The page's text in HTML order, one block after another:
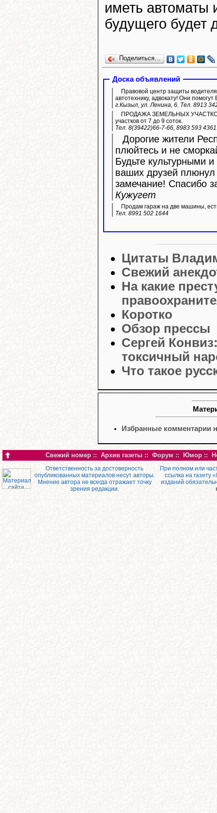
иметь автоматы
будущего будет
Поделиться…
Доска объявлений
Правовой центр защиты
автотехнику, адвокату! Они
г.Кызыл, ул. Ленина, 6. Тел. 8913
ПРОДАЖА ЗЕМЕЛЬНЫХ УЧАСТКОВ
участков от 7 до 9 соток.
Тел. 8(39422)66-7-66, 8983 593
Дорогие жители
плюйтесь и не
Будьте культурными
ваших друзей
замечание! Спасибо
Кужугет
Продам гараж на две машины,
Тел. 8991 502 1644
Цитаты
Свежий
На какие
Коротко
Обзор прессы
Сергей
токсичный
Что такое
Избранные комментарии
Свежий номер :: Архив газеты :: Форум :: Юмор ::
Ответственность за достоверность
опубликованных материалов несут авторы.
Мнение автора не всегда отражает точку
зрения редакции.
При полном или
ссылка на газету
изданий